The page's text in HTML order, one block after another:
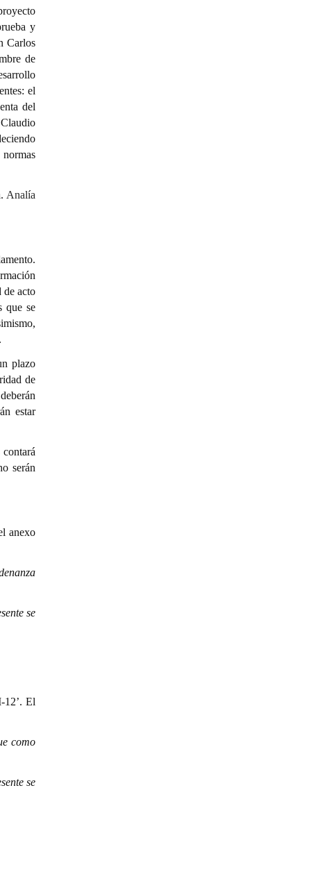
y
Carlos
de
el
del
Analía
de acto
que se
plazo
de
estar
serán
anexo
se
12’. El
como
se